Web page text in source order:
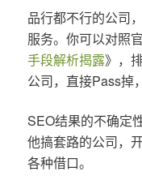
品行都不行的公司
服务。你可以对照
手段解析揭露》，
公司，直接Pass掉
SEO结果的不确定
他搞套路的公司，
各种借口。